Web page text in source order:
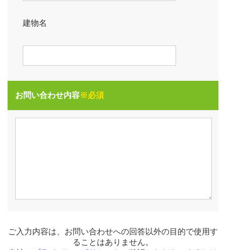
建物名
お問い合わせ内容※必須
ご入力内容は、お問い合わせへの回答以外の目的で使用す
ることはありません。